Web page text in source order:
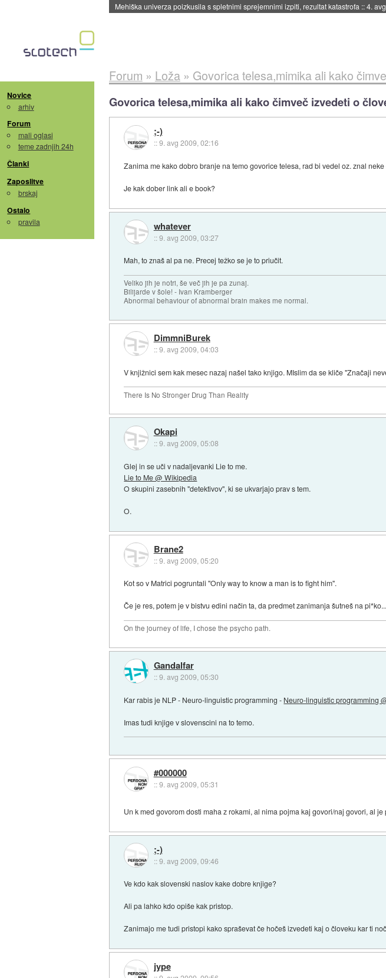
Evropska vesoljska agencija razvija svojo raketo za večkratno uporabo::4. avg
Novice
arhiv
Forum
mali oglasi
teme zadnjih 24h
Članki
Zaposlitve
brskaj
Ostalo
pravila
Forum » Loža» Govorica telesa,mimika ali kako
Govorica telesa,mimika ali kako čimveč izvedeti o
;-)
::9. avg 2009, 02:16
Zanima me kako dobro branje na temo govorice telesa, rad bi vedel oz. znal
Je kak dober link ali e book?
whatever
::9. avg 2009, 03:27
Mah, to znaš al pa ne. Precej težko se je to priučit.
Veliko jih je notri, še več jih je pa zunaj.
Bilijarde v šole! - Ivan Kramberger
Abnormal behaviour of abnormal brain makes me normal.
DimmniBurek
::9. avg 2009, 04:03
V knjižnici sem kak mesec nazaj našel tako knjigo. MIslim da se kliče "Značaji
There Is No Stronger Drug Than Reality
Okapi
::9. avg 2009, 05:08
Glej in se uči v nadaljevanki Lie to me.
Lie to Me @ Wikipedia
O skupini zasebnih "detektivov", ki se ukvarjajo prav s tem.
O.
Brane2
::9. avg 2009, 05:20
Kot so v Matrici pogruntali "Only way to know a man is to fight him".
Če je res, potem je v bistvu edini način ta, da predmet zanimanja šutneš na pi*ko...
On the journey of life, I chose the psycho path.
Gandalfar
::9. avg 2009, 05:30
Kar rabis je NLP - Neuro-linguistic programming - Neuro-linguistic programming
Imas tudi knjige v slovenscini na to temo.
#000000
::9. avg 2009, 05:31
Un k med govorom dosti maha z rokami, al nima pojma kaj govori/naj govori, al je
;-)
::9. avg 2009, 09:46
Ve kdo kak slovenski naslov kake dobre knjige?
Ali pa lahko kdo opiše kak pristop.
Zanimajo me tudi pristopi kako spraševat če hočeš izvedeti kaj o človeku kar ti
jype